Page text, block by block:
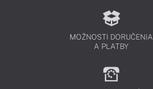
MOŽNOSTI DORUČENIA
A PLATBY